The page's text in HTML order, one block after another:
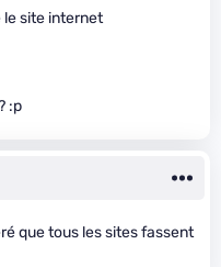
le site internet
:p
que tous les sites fassent